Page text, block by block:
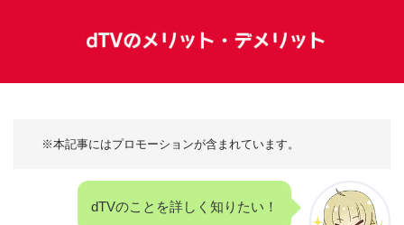
dTVのことを詳しく知りたい！